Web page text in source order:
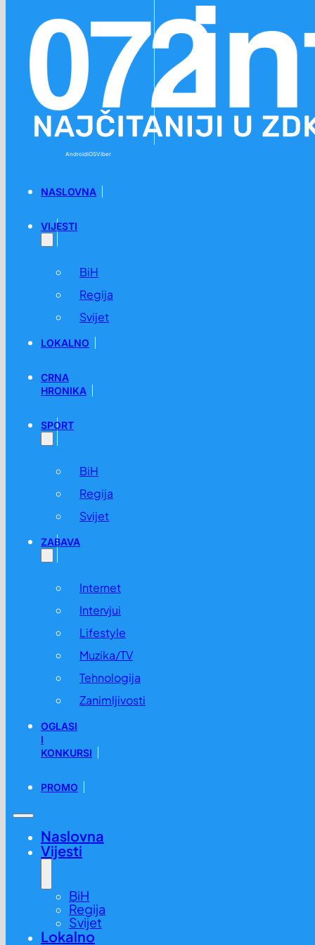
AndroidiOSViber
NASLOVNA
VIJESTI
BiH
Regija
Svijet
LOKALNO
CRNA
HRONIKA
SPORT
BiH
Regija
Svijet
ZABAVA
Internet
Intervjui
Lifestyle
Muzika/TV
Tehnologija
Zanimljivosti
OGLASI
I
KONKURSI
PROMO
Naslovna
Vijesti
BiH
Regija
Svijet
Lokalno